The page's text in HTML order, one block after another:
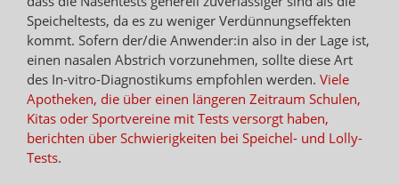
Speicheltests, da es zu weniger Verdünnungseffekten
kommt. Sofern der/die Anwender:in also in der Lage ist,
einen nasalen Abstrich vorzunehmen, sollte diese Art
des In-vitro-Diagnostikums empfohlen werden. Viele
Apotheken, die über einen längeren Zeitraum Schulen,
Kitas oder Sportvereine mit Tests versorgt haben,
berichten über Schwierigkeiten bei Speichel- und Lolly-
Tests.